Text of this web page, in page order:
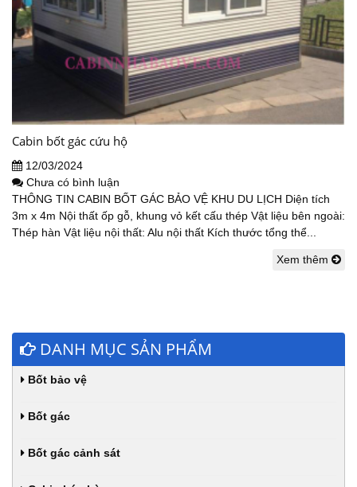
Cabin bốt gác cứu hộ
12/03/2024
Chưa có bình luận
THÔNG TIN CABIN BỐT GÁC BẢO VỆ KHU DU LỊCH Diện tích
3m x 4m Nội thất ốp gỗ, khung vỏ kết cấu thép Vật liệu bên ngoài:
Thép hàn Vật liệu nội thất: Alu nội thất Kích thước tổng thể...
Xem thêm
DANH MỤC SẢN PHẨM
Bốt bảo vệ
Bốt gác
Bốt gác cảnh sát